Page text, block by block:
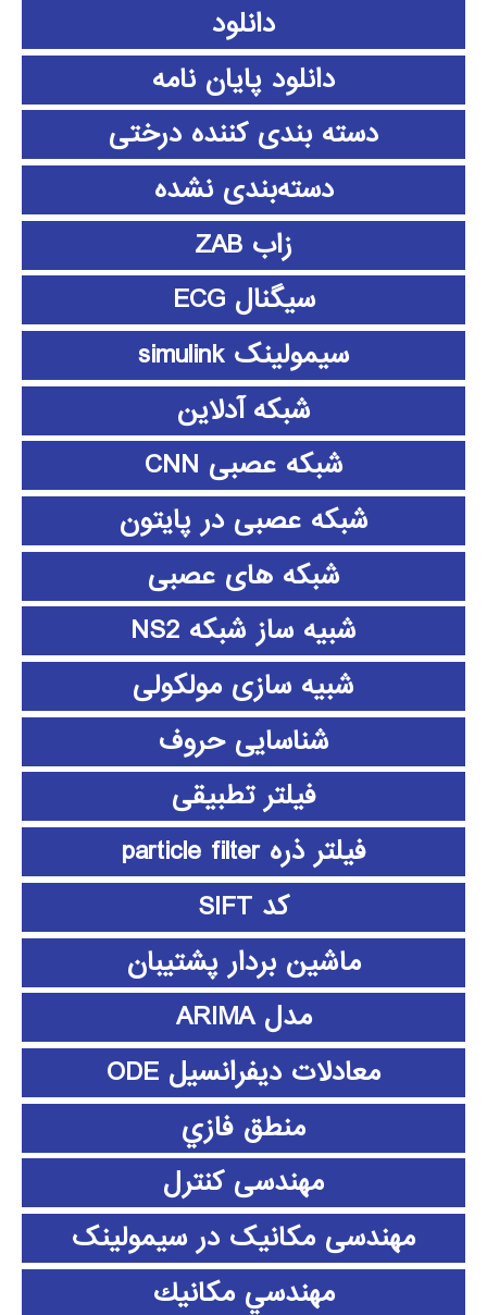
دانلود
دانلود پايان نامه
دسته بندی کننده درختی
دسته‌بندی نشده
زاب ZAB
سیگنال ECG
سیمولینک simulink
شبکه آدلاین
شبکه عصبی CNN
شبکه عصبی در پایتون
شبکه های عصبی
شبیه ساز شبکه NS2
شبیه سازی مولکولی
شناسایی حروف
فیلتر تطبیقی
فیلتر ذره particle filter
کد SIFT
ماشین بردار پشتیبان
مدل ARIMA
معادلات دیفرانسیل ODE
منطق فازي
مهندسی کنترل
مهندسی مکانیک در سیمولینک
مهندسي مكانيك